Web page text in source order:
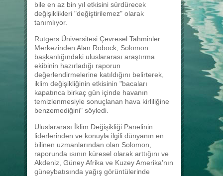
bile en az bin yıl etkisini sürdürecek
değişiklikleri "değiştirilemez" olarak
tanımlıyor.
Rutgers Üniversitesi Çevresel Tahminler
Merkezinden Alan Robock, Solomon
başkanlığındaki uluslararası araştırma
ekibinin hazırladığı raporun
değerlendirmelerine katıldığını belirterek,
iklim değişikliğinin etkisinin "bacaları
kapatınca birkaç gün içinde havanın
temizlenmesiyle sonuçlanan hava kirliliğine
benzemediğini" söyledi.
Uluslararası İklim Değişikliği Panelinin
liderlerinden ve konuyla ilgili dünyanın en
bilinen uzmanlarından olan Solomon,
raporunda ısının küresel olarak arttığını ve
Akdeniz, Güney Afrika ve Kuzey Amerika’nın
güneybatısında yağış görüntülerinde